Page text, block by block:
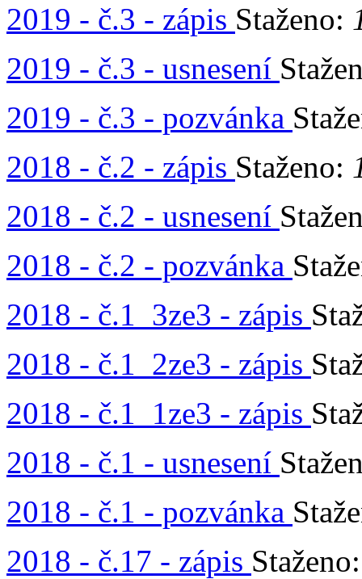
2019 - č.3 - zápis Staženo:
2019 - č.3 - usnesení
2019 - č.3 - pozvánka
2018 - č.2 - zápis Staženo:
2018 - č.2 - usnesení
2018 - č.2 - pozvánka
2018 - č.1_3ze3 - zápis
2018 - č.1_2ze3 - zápis
2018 - č.1_1ze3 - zápis
2018 - č.1 - usnesení
2018 - č.1 - pozvánka
2018 - č.17 - zápis